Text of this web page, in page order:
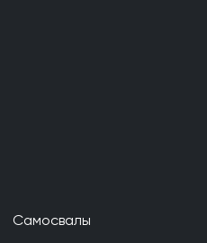
Самосвалы